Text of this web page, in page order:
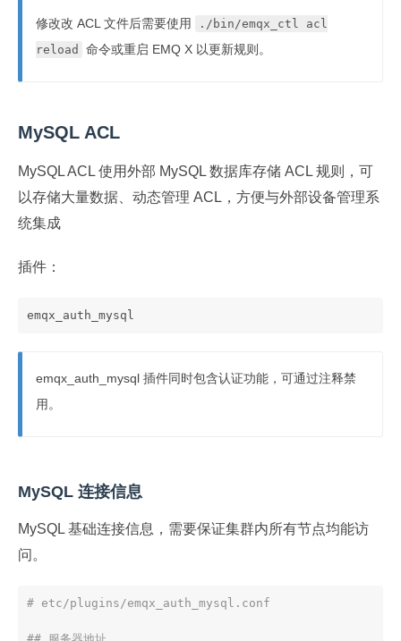
修改改 ACL 文件后需要使用
./bin/emqx_ctl acl
reload
命令或重启 EMQ X 以更新规则。
MySQL ACL
MySQL ACL 使用外部 MySQL 数据库存储 ACL 规则，可
以存储大量数据、动态管理 ACL，方便与外部设备管理系
统集成
插件：
emqx_auth_mysql
emqx_auth_mysql 插件同时包含认证功能，可通过注释禁
用。
MySQL 连接信息
MySQL 基础连接信息，需要保证集群内所有节点均能访
问。
# etc/plugins/emqx_auth_mysql.conf